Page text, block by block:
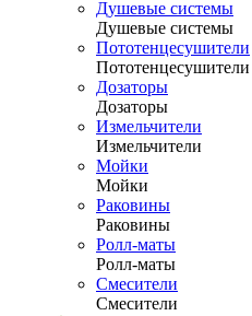
Душевые системы
Душевые системы
Пототенцесушители
Пототенцесушители
Дозаторы
Дозаторы
Измельчители
Измельчители
Мойки
Мойки
Раковины
Раковины
Ролл-маты
Ролл-маты
Смесители
Смесители